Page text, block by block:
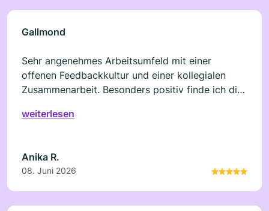
Gallmond
Sehr angenehmes Arbeitsumfeld mit einer
offenen Feedbackkultur und einer kollegialen
Zusammenarbeit. Besonders positiv finde ich die
Weiterentwicklung sowie den wertschätzenden
weiterlesen
Anika R.
08. Juni 2026